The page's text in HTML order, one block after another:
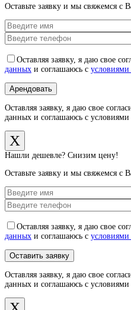
Оставьте заявку и мы свяжемся с
Оставляя заявку, я даю свое
данных и соглашаюсь с
Оставляя заявку, я даю свое
данных и соглашаюсь с условиями
X
Нашли дешевле? Снизим цену!
Оставьте заявку и мы свяжемся с
Оставляя заявку, я даю свое
данных и соглашаюсь с
Оставляя заявку, я даю свое
данных и соглашаюсь с условиями